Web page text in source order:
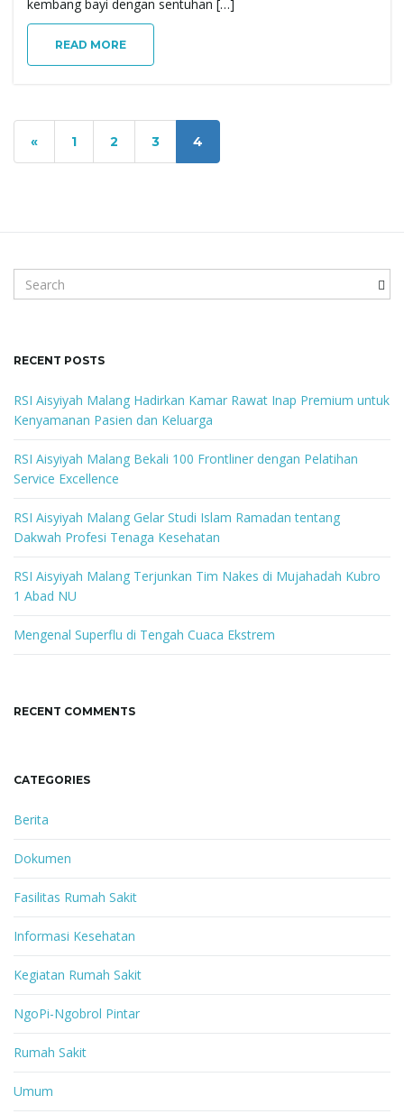
kembang bayi dengan sentuhan […]
READ MORE
« 1 2 3 4
e
c
k
e
y
w
o
r
d
RECENT POSTS
RSI Aisyiyah Malang Hadirkan Kamar Rawat Inap Premium untuk
Kenyamanan Pasien dan Keluarga
RSI Aisyiyah Malang Bekali 100 Frontliner dengan Pelatihan
Service Excellence
RSI Aisyiyah Malang Gelar Studi Islam Ramadan tentang
Dakwah Profesi Tenaga Kesehatan
RSI Aisyiyah Malang Terjunkan Tim Nakes di Mujahadah Kubro
1 Abad NU
Mengenal Superflu di Tengah Cuaca Ekstrem
RECENT COMMENTS
CATEGORIES
Berita
Dokumen
Fasilitas Rumah Sakit
Informasi Kesehatan
Kegiatan Rumah Sakit
NgoPi-Ngobrol Pintar
Rumah Sakit
Umum